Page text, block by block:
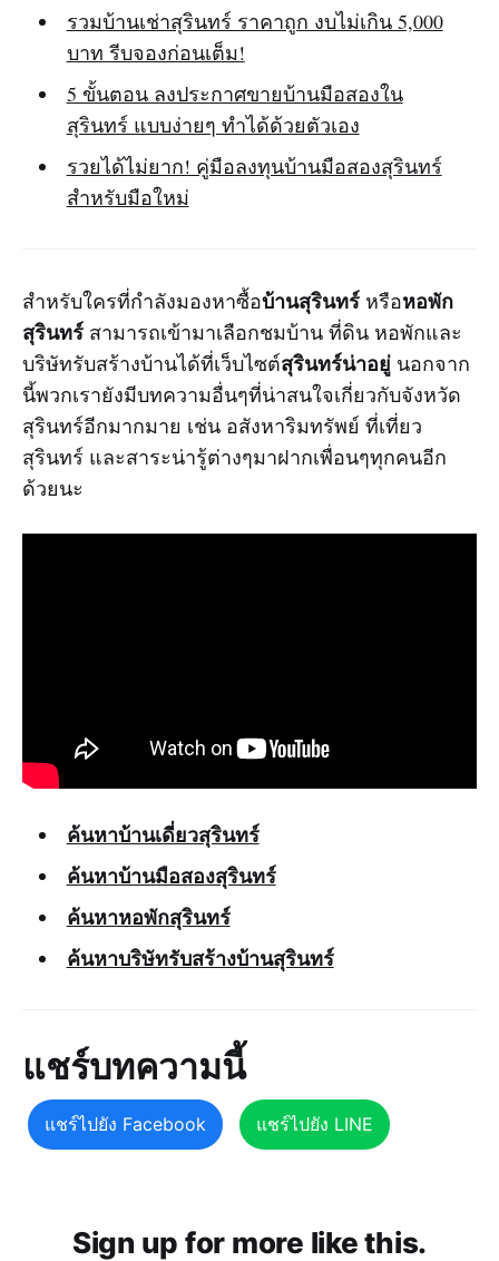
รวมบ้านเช่าสุรินทร์ ราคาถูก งบไม่เกิน 5,000
บาท รีบจองก่อนเต็ม!
5 ขั้นตอน ลงประกาศขายบ้านมือสองใน
สุรินทร์ แบบง่ายๆ ทำได้ด้วยตัวเอง
รวยได้ไม่ยาก! คู่มือลงทุนบ้านมือสองสุรินทร์
สำหรับมือใหม่
สำหรับใครที่กำลังมองหาซื้อบ้านสุรินทร์ หรือหอพัก
สุรินทร์ สามารถเข้ามาเลือกชมบ้าน ที่ดิน หอพักและ
บริษัทรับสร้างบ้านได้ที่เว็บไซต์สุรินทร์น่าอยู่ นอกจาก
นี้พวกเรายังมีบทความอื่นๆที่น่าสนใจเกี่ยวกับจังหวัด
สุรินทร์อีกมากมาย เช่น อสังหาริมทรัพย์ ที่เที่ยว
สุรินทร์ และสาระน่ารู้ต่างๆมาฝากเพื่อนๆทุกคนอีก
ด้วยนะ
ค้นหาบ้านเดี่ยวสุรินทร์
ค้นหาบ้านมือสองสุรินทร์
ค้นหาหอพักสุรินทร์
ค้นหาบริษัทรับสร้างบ้านสุรินทร์
แชร์บทความนี้
แชร์ไปยัง Facebook แชร์ไปยัง LINE
Sign up for more like this.